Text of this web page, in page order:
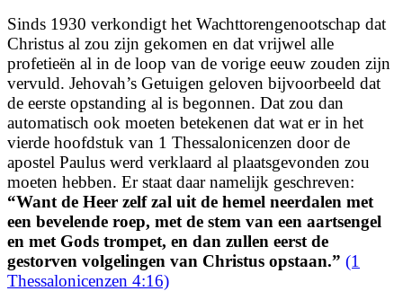
Sinds 1930 verkondigt het Wachttorengenootschap dat
Christus al zou zijn gekomen en dat vrijwel alle
profetieën al in de loop van de vorige eeuw zouden zijn
vervuld. Jehovah’s Getuigen geloven bijvoorbeeld dat
de eerste opstanding al is begonnen. Dat zou dan
automatisch ook moeten betekenen dat wat er in het
vierde hoofdstuk van 1 Thessalonicenzen door de
apostel Paulus werd verklaard al plaatsgevonden zou
moeten hebben. Er staat daar namelijk geschreven:
“Want de Heer zelf zal uit de hemel neerdalen met
een bevelende roep, met de stem van een aartsengel
en met Gods trompet, en dan zullen eerst de
gestorven volgelingen van Christus opstaan.” (1
Thessalonicenzen 4:16)